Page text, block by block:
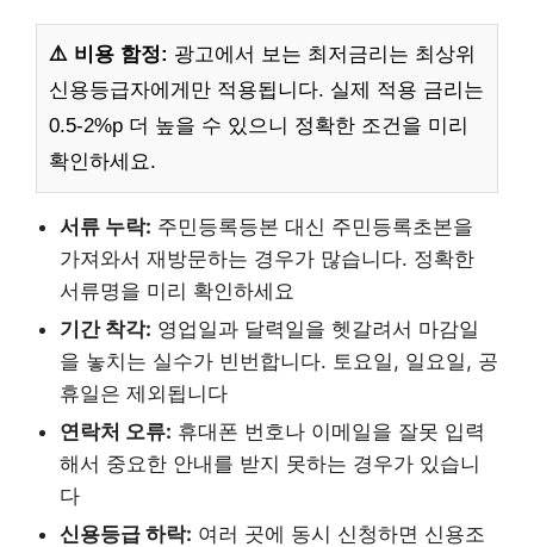
⚠️ 비용 함정: 광고에서 보는 최저금리는 최상위
신용등급자에게만 적용됩니다. 실제 적용 금리는
0.5-2%p 더 높을 수 있으니 정확한 조건을 미리
확인하세요.
서류 누락: 주민등록등본 대신 주민등록초본을
가져와서 재방문하는 경우가 많습니다. 정확한
서류명을 미리 확인하세요
기간 착각: 영업일과 달력일을 헷갈려서 마감일
을 놓치는 실수가 빈번합니다. 토요일, 일요일, 공
휴일은 제외됩니다
연락처 오류: 휴대폰 번호나 이메일을 잘못 입력
해서 중요한 안내를 받지 못하는 경우가 있습니
다
신용등급 하락: 여러 곳에 동시 신청하면 신용조